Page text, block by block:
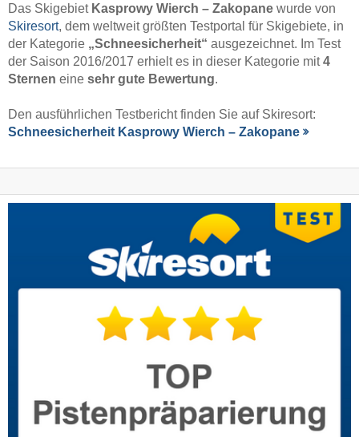
Das Skigebiet Kasprowy Wierch – Zakopane wurde von
Skiresort, dem weltweit größten Testportal für Skigebiete, in
der Kategorie „Schneesicherheit“ ausgezeichnet. Im Test
der Saison 2016/2017 erhielt es in dieser Kategorie mit4
Sternen eine sehr gute Bewertung.
Den ausführlichen Testbericht finden Sie auf Skiresort:
Schneesicherheit Kasprowy Wierch – Zakopane